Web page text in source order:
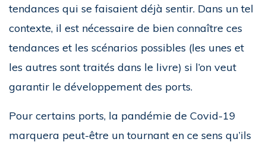
tendances qui se faisaient déjà sentir. Dans un tel
contexte, il est nécessaire de bien connaître ces
tendances et les scénarios possibles (les unes et
les autres sont traités dans le livre) si l’on veut
garantir le développement des ports.
Pour certains ports, la pandémie de Covid-19
marquera peut-être un tournant en ce sens qu’ils